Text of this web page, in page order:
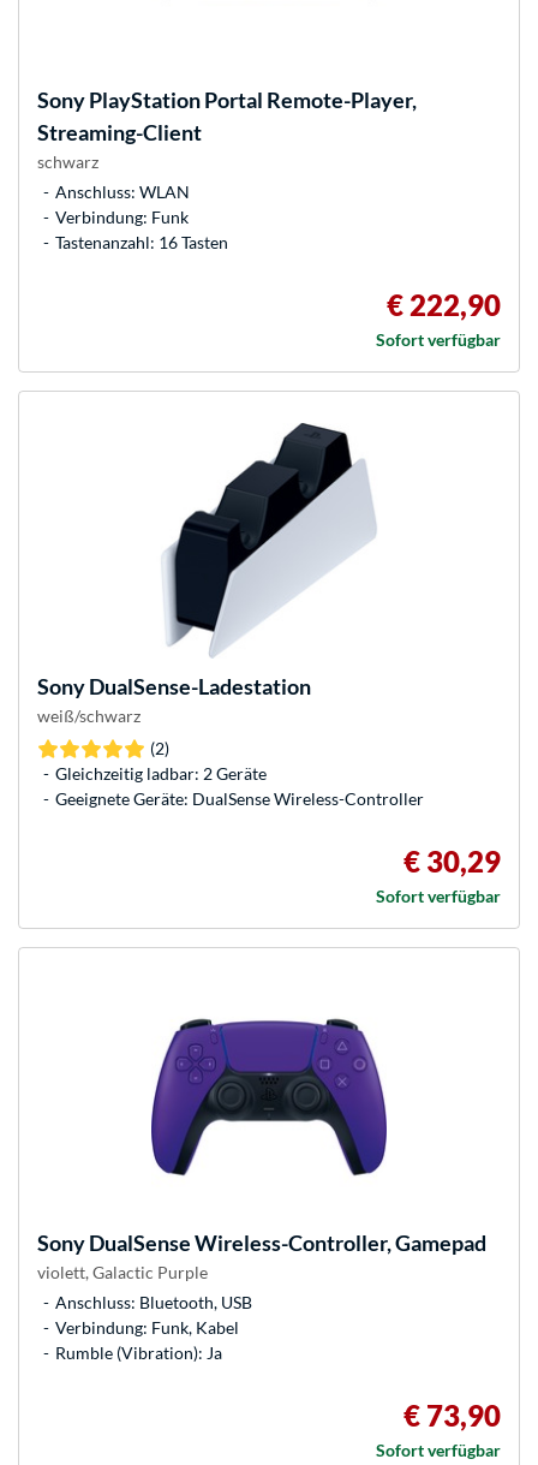
SonyPlayStation Portal Remote-Player,
Streaming-Client
schwarz
Anschluss: WLAN
Verbindung: Funk
Tastenanzahl: 16 Tasten
€ 222,90
Sofort verfügbar
SonyDualSense-Ladestation
weiß/schwarz
(2)
Gleichzeitig ladbar: 2 Geräte
Geeignete Geräte: DualSense Wireless-Controller
€ 30,29
Sofort verfügbar
SonyDualSense Wireless-Controller, Gamepad
violett, Galactic Purple
Anschluss: Bluetooth, USB
Verbindung: Funk, Kabel
Rumble (Vibration): Ja
€ 73,90
Sofort verfügbar